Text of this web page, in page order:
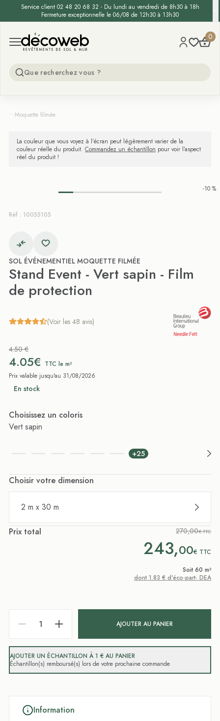
Service client 02 48 20 68 32 - Du lundi au vendredi de 8h30 à 18h
Fermeture exceptionnelle le 06/08 de 12h30 à 13h30
Open menu
Decoweb 0
...Moquette filmée
La couleur que vous voyez à l’écran peut légèrement varier de la
couleur réelle du produit. Commandez un échantillon pour voir l’aspect
réel du produit !
-10 %
Réf : 10055105
SOL ÉVÉNEMENTIEL MOQUETTE FILMÉE
Stand Event - Vert sapin - Film
de protection
(Voir les 48 avis)
4.50 €
4.05€ TTC le m²
Prix valable jusqu'au 31/08/2026
En stock
Choisissez un coloris
Vert sapin
+25
Choisir votre dimension
2 m x 30 m
Prix total 270,00€ TTC
243,00€ TTC
Soit 60 m²
dont 1.83 € d'éco-part- DEA
AJOUTER AU PANIER
AJOUTER UN ÉCHANTILLON À 1 € AU PANIER
Échantillon(s) remboursé(s) lors de votre prochaine commande
Information